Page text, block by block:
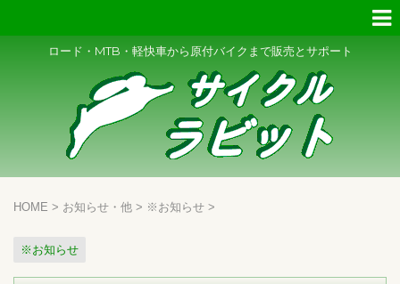
ロード・MTB・軽快車から原付バイクまで販売とサポート
HOME > お知らせ・他 > ※お知らせ >
※お知らせ